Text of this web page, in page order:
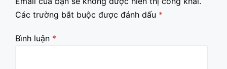
Các trường bắt buộc được đánh dấu *
Bình luận *